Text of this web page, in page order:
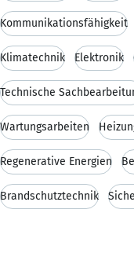
Kommunikationsfähigkeit
Klimatechnik Elektronik
Technische
Wartungsarbeiten
Regenerative Energien
Brandschutztechnik